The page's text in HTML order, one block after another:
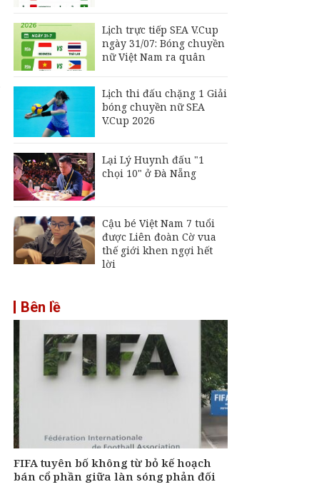
Lịch trực tiếp SEA V.Cup
ngày 31/07: Bóng chuyền
nữ Việt Nam ra quân
Lịch thi đấu chặng 1 Giải
bóng chuyền nữ SEA
V.Cup 2026
Lại Lý Huynh đấu "1
chọi 10" ở Đà Nẵng
Cậu bé Việt Nam 7 tuổi
được Liên đoàn Cờ vua
thế giới khen ngợi hết
lời
Bên lề
FIFA tuyên bố không từ bỏ kế hoạch
bán cổ phần giữa làn sóng phản đối